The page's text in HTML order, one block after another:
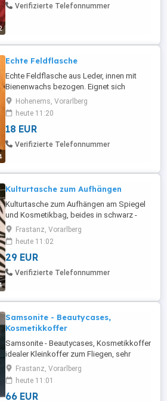
Verifizierte Telefonnummer
Echte Feldflasche
Echte Feldflasche aus Leder, innen mit
Bienenwachs bezogen. Eignet sich
perfekt für ein Mittelaltermarkt oder
einfach mit zum Wandern. So oder so
funktioniert sie gut, wasserdicht.
ACHTUNG!: Nur für kalte Getränke, sonst
schmilzt das Wachs Gekauft hab ich sie
Hohenems, Vorarlberg
heute 11:20
18 EUR
Verifizierte Telefonnummer
Kulturtasche zum Aufhängen
Kulturtasche zum Aufhängen am Spiegel
und Kosmetikbag, beides in schwarz -
weiß, Kulturtasche ist NEU, unbenutzt, für
Reisen ideal - alles in einem,
Frastanz, Vorarlberg
heute 11:02
29 EUR
Verifizierte Telefonnummer
Samsonite - Beautycases,
Kosmetikkoffer
Samsonite - Beautycases, Kosmetikkoffer
idealer Kleinkoffer zum Fliegen, sehr
stabil auch geeignet für empfindliche
Teile - Kameraausrüstung, ........ oder
machen sie mir ein Angebot B 38 cm T 22
cm H 20 cm
Frastanz, Vorarlberg
heute 11:01
66 EUR